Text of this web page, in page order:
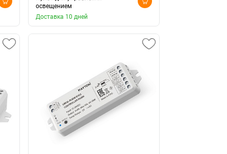
освещением
Доставка 10 дней